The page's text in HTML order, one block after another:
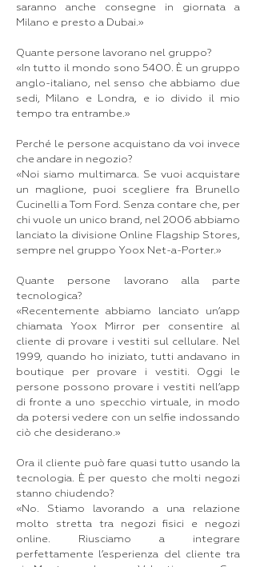
saranno anche consegne in giornata a
Milano e presto a Dubai.»
Quante persone lavorano nel gruppo?
«In tutto il mondo sono 5400. È un gruppo
anglo-italiano, nel senso che abbiamo due
sedi, Milano e Londra, e io divido il mio
tempo tra entrambe.»
Perché le persone acquistano da voi invece
che andare in negozio?
«Noi siamo multimarca. Se vuoi acquistare
un maglione, puoi scegliere fra Brunello
Cucinelli a Tom Ford. Senza contare che, per
chi vuole un unico brand, nel 2006 abbiamo
lanciato la divisione Online Flagship Stores,
sempre nel gruppo Yoox Net-a-Porter.»
Quante persone lavorano alla parte
tecnologica?
«Recentemente abbiamo lanciato un’app
chiamata Yoox Mirror per consentire al
cliente di provare i vestiti sul cellulare. Nel
1999, quando ho iniziato, tutti andavano in
boutique per provare i vestiti. Oggi le
persone possono provare i vestiti nell’app
di fronte a uno specchio virtuale, in modo
da potersi vedere con un selfie indossando
ciò che desiderano.»
Ora il cliente può fare quasi tutto usando la
tecnologia. È per questo che molti negozi
stanno chiudendo?
«No. Stiamo lavorando a una relazione
molto stretta tra negozi fisici e negozi
online. Riusciamo a integrare
perfettamente l’esperienza del cliente tra